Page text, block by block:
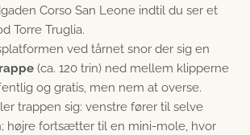
Corso San Leone indtil du ser et
Torre Truglia.
ved tårnet snor der sig en
(ca. 120 trin) ned mellem klipperne
og gratis, men nem at overse.
trappen sig: venstre fører til selve
højre fortsætter til en mini-mole, hvor